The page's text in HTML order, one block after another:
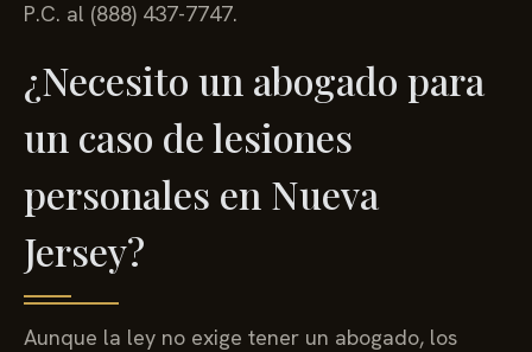
P.C. al (888) 437-7747.
¿Necesito un abogado para
un caso de lesiones
personales en Nueva
Jersey?
Aunque la ley no exige tener un abogado, los